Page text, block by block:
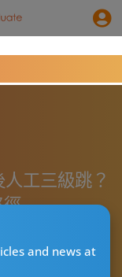
and news at
人工三級跳？